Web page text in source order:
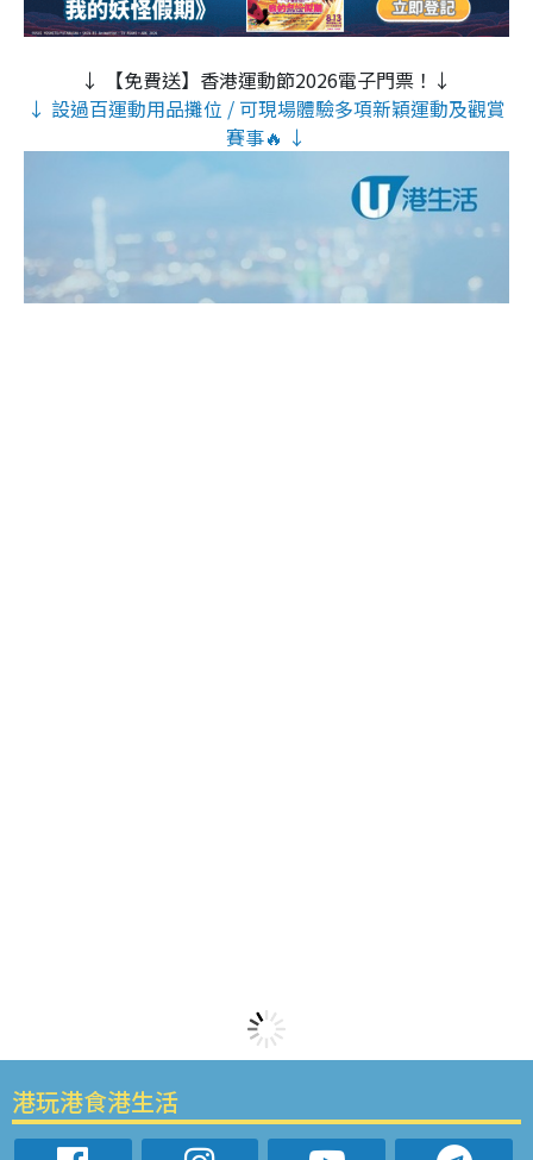
↓ 【免費送】香港運動節2026電子門票！↓
↓ 設過百運動用品攤位 / 可現場體驗多項新穎運動及觀賞
賽事🔥 ↓
港玩港食港生活